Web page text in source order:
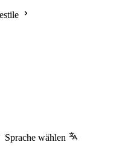
Sprache wählen